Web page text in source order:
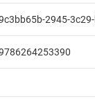
AI知識庫
、關鍵功能與
究報告、題庫式
2945-